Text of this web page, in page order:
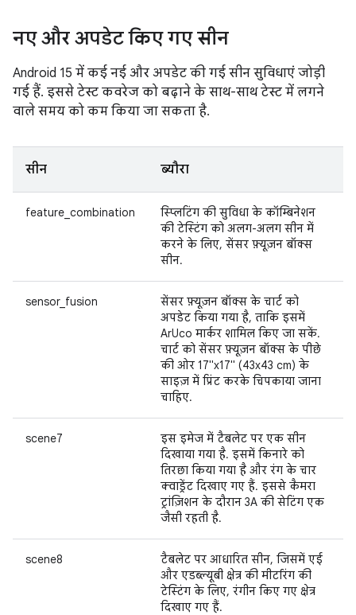
नए और अपडेट किए गए सीन
Android 15 में कई नई और अपडेट की गई सीन सुविधाएं जोड़ी
गई हैं. इससे टेस्ट कवरेज को बढ़ाने के साथ-साथ टेस्ट में लगने
वाले समय को कम किया जा सकता है.
सीन ब्यौरा
feature_combination
स्प्लिटिंग की सुविधा के कॉम्बिनेशन
की टेस्टिंग को अलग-अलग सीन में
करने के लिए, सेंसर फ़्यूज़न बॉक्स
सीन.
sensor_fusion
सेंसर फ़्यूज़न बॉक्स के चार्ट को
अपडेट किया गया है, ताकि इसमें
ArUco मार्कर शामिल किए जा सकें.
चार्ट को सेंसर फ़्यूज़न बॉक्स के पीछे
की ओर 17"x17" (43x43 cm) के
साइज़ में प्रिंट करके चिपकाया जाना
चाहिए.
scene7
इस इमेज में टैबलेट पर एक सीन
दिखाया गया है. इसमें किनारे को
तिरछा किया गया है और रंग के चार
क्वाड्रेंट दिखाए गए हैं. इससे कैमरा
ट्रांज़िशन के दौरान 3A की सेटिंग एक
जैसी रहती है.
scene8
टैबलेट पर आधारित सीन, जिसमें एई
और एडब्ल्यूबी क्षेत्र की मीटरिंग की
टेस्टिंग के लिए, रंगीन किए गए क्षेत्र
दिखाए गए हैं.